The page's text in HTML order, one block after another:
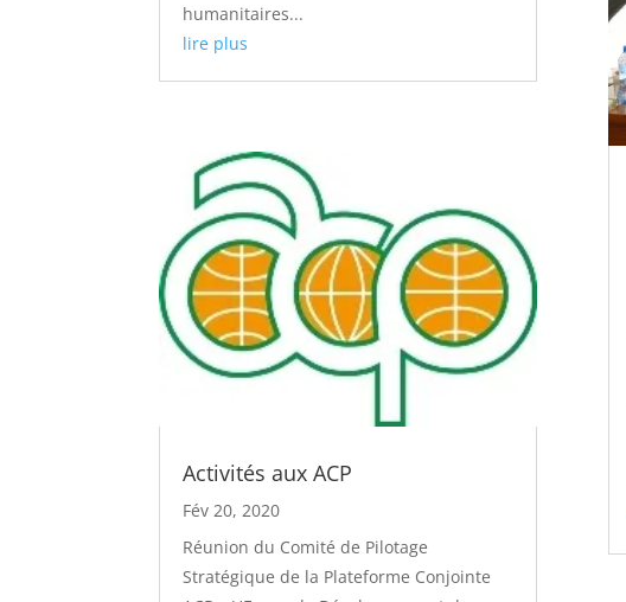
humanitaires...
lire plus
Activités aux ACP
Fév 20, 2020
Réunion du Comité de Pilotage
Stratégique de la Plateforme Conjointe